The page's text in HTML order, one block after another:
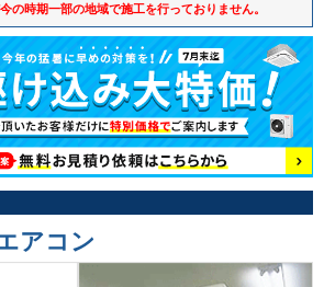
の時期一部の地域で施工を行っておりません。
アコン